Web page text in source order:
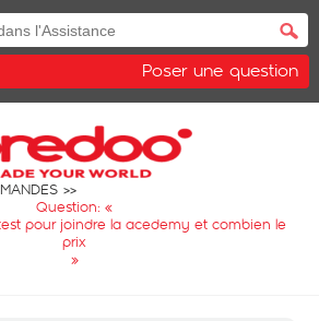
Poser une question
Question: «
pour joindre la acedemy et combien le
prix
»